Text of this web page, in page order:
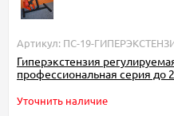
Артикул: ПС-19-
Гиперэкстензия
профессиональная серия до
Уточнить наличие